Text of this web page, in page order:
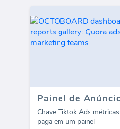
Chave Tiktok Ads
paga em um painel